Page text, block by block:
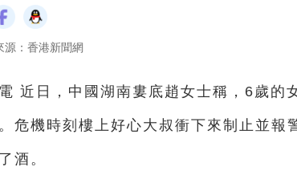
源：香港新聞網
近日，中國湖南婁底趙女士稱，6歲的
危機時刻樓上好心大叔衝下來制止並報
酒。